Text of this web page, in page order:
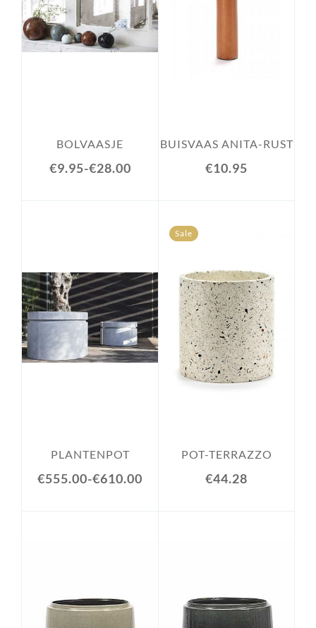
BOLVAASJE
€9.95-€28.00
BUISVAAS ANITA-RUST
€10.95
PLANTENPOT
€555.00-€610.00
Sale
POT-TERRAZZO
€44.28